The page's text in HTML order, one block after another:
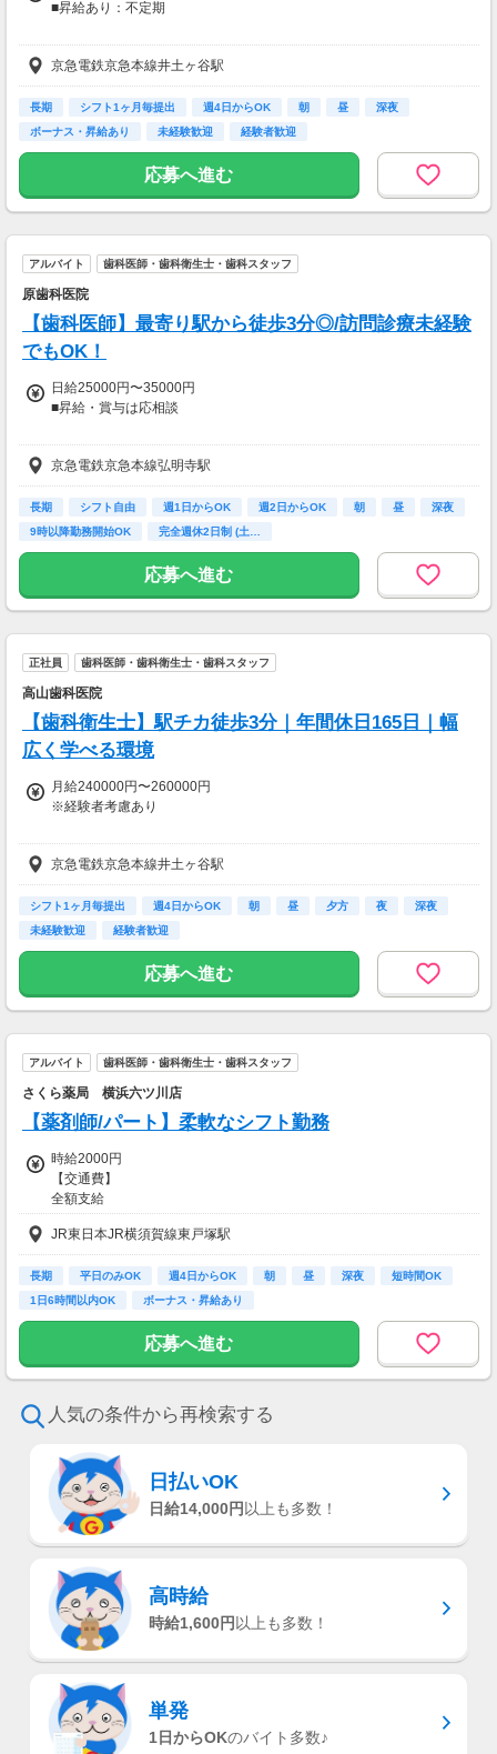
■昇給あり：不定期
【交通費】
全額支給
京急電鉄京急本線井土ヶ谷駅
長期 シフト1ヶ月毎提出 週4日からOK 朝 昼
深夜
ボーナス・昇給あり
未経験歓迎 経験者歓迎
応募へ進む
アルバイト 歯科医師・歯科衛生士・歯科スタッフ
原歯科医院
【歯科医師】最寄り駅から徒歩3分◎/訪問診療未経験
でもOK！
日給25000円〜35000円
■昇給・賞与は応相談
【交通費】
全額支給
京急電鉄京急本線弘明寺駅
長期 シフト自由 週1日からOK 週2日からOK 朝 昼
深夜
9時以降勤務開始OK
完全週休2日制 (土…
応募へ進む
正社員 歯科医師・歯科衛生士・歯科スタッフ
高山歯科医院
【歯科衛生士】駅チカ徒歩3分｜年間休日165日｜幅
広く学べる環境
月給240000円〜260000円
※経験者考慮あり
■昇給：年1回
・1回2,000円程度
■賞与：年2回
・計2ヵ月程度
京急電鉄京急本線井土ヶ谷駅
シフト1ヶ月毎提出 週4日からOK 朝 昼 夕方 夜
深夜
未経験歓迎
経験者歓迎
応募へ進む
アルバイト 歯科医師・歯科衛生士・歯科スタッフ
さくら薬局 横浜六ツ川店
【薬剤師/パート】柔軟なシフト勤務
時給2000円
【交通費】
全額支給
JR東日本JR横須賀線東戸塚駅
長期 平日のみOK 週4日からOK 朝 昼 深夜
短時間OK
1日6時間以内OK
ボーナス・昇給あり
応募へ進む
人気の条件から再検索する
日払いOK
日給14,000円 以上も多数！
高時給
時給1,600円 以上も多数！
単発
1日からOKのバイト多数♪